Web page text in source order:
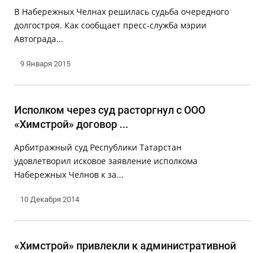
В Набережных Челнах решилась судьба очередного
долгостроя. Как сообщает пресс-служба мэрии
Автограда...
9 Января 2015
Исполком через суд расторгнул с ООО
«Химстрой» договор ...
Арбитражный суд Республики Татарстан
удовлетворил исковое заявление исполкома
Набережных Челнов к за...
10 Декабря 2014
«Химстрой» привлекли к административной